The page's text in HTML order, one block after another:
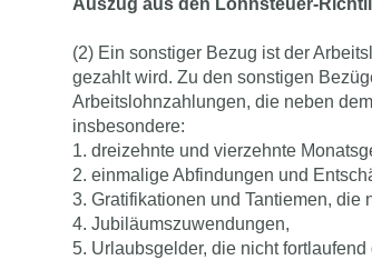
Auszug aus den Lohnsteuer-
(2) Ein sonstiger Bezug ist der
gezahlt wird. Zu den sonstigen
Arbeitslohnzahlungen, die neben
insbesondere:
1. dreizehnte und vierzehnte
2. einmalige Abfindungen und
3. Gratifikationen und Tantiemen, die
4. Jubiläumszuwendungen,
5. Urlaubsgelder, die nicht